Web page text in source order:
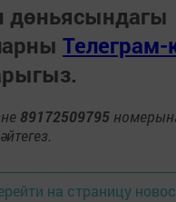
дөньясындагы
Телеграм-
89172509795
на страницу